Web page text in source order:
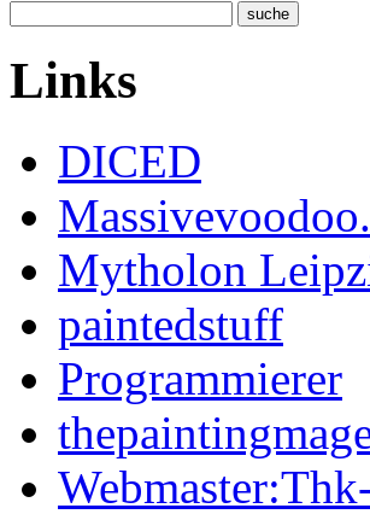
Links
DICED
Mytholon
paintedstuff
Programmierer